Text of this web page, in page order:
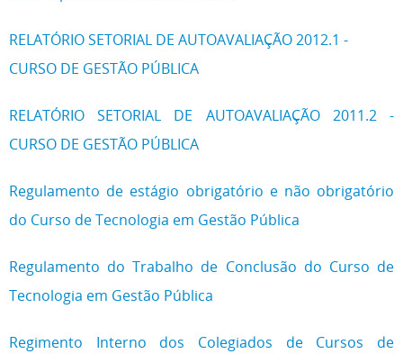
RELATÓRIO SETORIAL DE AUTOAVALIAÇÃO 2012.1 -
CURSO DE GESTÃO PÚBLICA
RELATÓRIO SETORIAL DE AUTOAVALIAÇÃO 2011.2 -
CURSO DE GESTÃO PÚBLICA
Regulamento de estágio obrigatório e não obrigatório
do Curso de Tecnologia em Gestão Pública
Regulamento do Trabalho de Conclusão do Curso de
Tecnologia em Gestão Pública
Regimento Interno dos Colegiados de Cursos de